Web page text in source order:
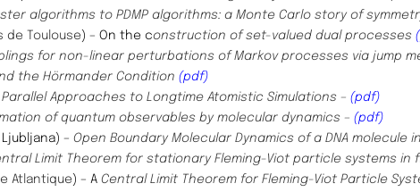
algorithms to PDMP algorithms: a Monte Carlo story of
de Toulouse) – On the construction of set-valued dual processes
for non-linear perturbations of Markov processes via jump
the Hörmander Condition (pdf)
Parallel Approaches to Longtime Atomistic Simulations – (pdf)
of quantum observables by molecular dynamics – (pdf)
– Open Boundary Molecular Dynamics of a DNA molecule
Limit Theorem for stationary Fleming-Viot particle systems in
Atlantique) – A Central Limit Theorem for Fleming-Viot Particle